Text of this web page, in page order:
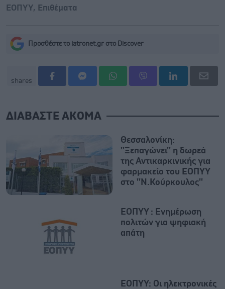
ΕΟΠΥΥ, Επιθέματα
Προσθέστε το iatronet.gr στο Discover
shares
ΔΙΑΒΑΣΤΕ ΑΚΟΜΑ
Θεσσαλονίκη:
''Ξεπαγώνει'' η δωρεά
της Αντικαρκινικής για
φαρμακείο του ΕΟΠΥΥ
στο ''Ν.Κούρκουλος''
ΕΟΠΥΥ : Ενημέρωση
πολιτών για ψηφιακή
απάτη
ΕΟΠΥΥ: Οι ηλεκτρονικές